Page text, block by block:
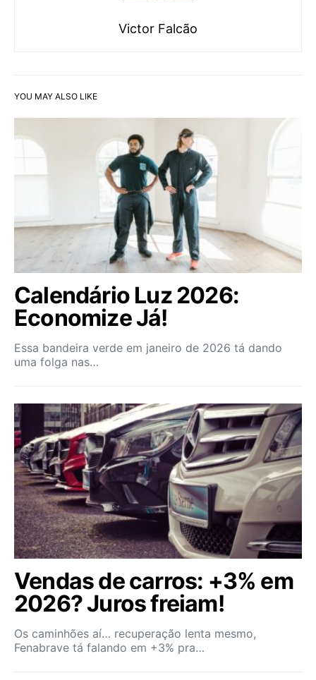
Victor Falcão
YOU MAY ALSO LIKE
Calendário Luz 2026:
Economize Já!
Essa bandeira verde em janeiro de 2026 tá dando
uma folga nas…
Vendas de carros: +3% em
2026? Juros freiam!
Os caminhões aí… recuperação lenta mesmo,
Fenabrave tá falando em +3% pra…